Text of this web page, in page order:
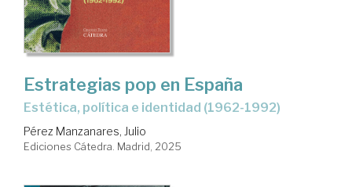
Estrategias pop en España
Estética, política e identidad (1962-1992)
Pérez Manzanares, Julio
Ediciones Cátedra. Madrid, 2025